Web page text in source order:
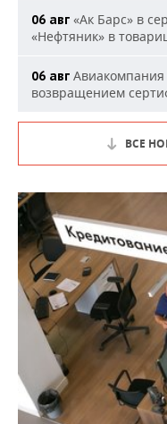
06 авг «Ак Барс» в
«Нефтяник» в
06 авг
возвращением
ВСЕ